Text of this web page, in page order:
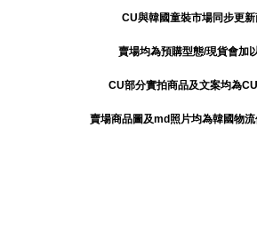
CU與韓國童裝市場同步更
賣場均為預購型態/現貨會加
CU部分實拍商品及文案均為
賣場商品圖及md照片均為韓國物